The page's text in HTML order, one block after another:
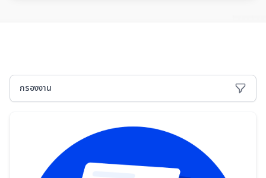
รายการประกาศจ้างงาน
กรองงาน